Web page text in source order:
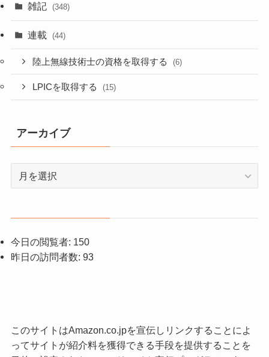
雑記 (348)
連載 (44)
陸上無線技術士の資格を取得する (6)
LPICを取得する (15)
アーカイブ
今日の閲覧者: 150
昨日の訪問者数: 93
このサイトはAmazon.co.jpを宣伝しリンクすることによ
ってサイトが紹介料を獲得できる手段を提供することを